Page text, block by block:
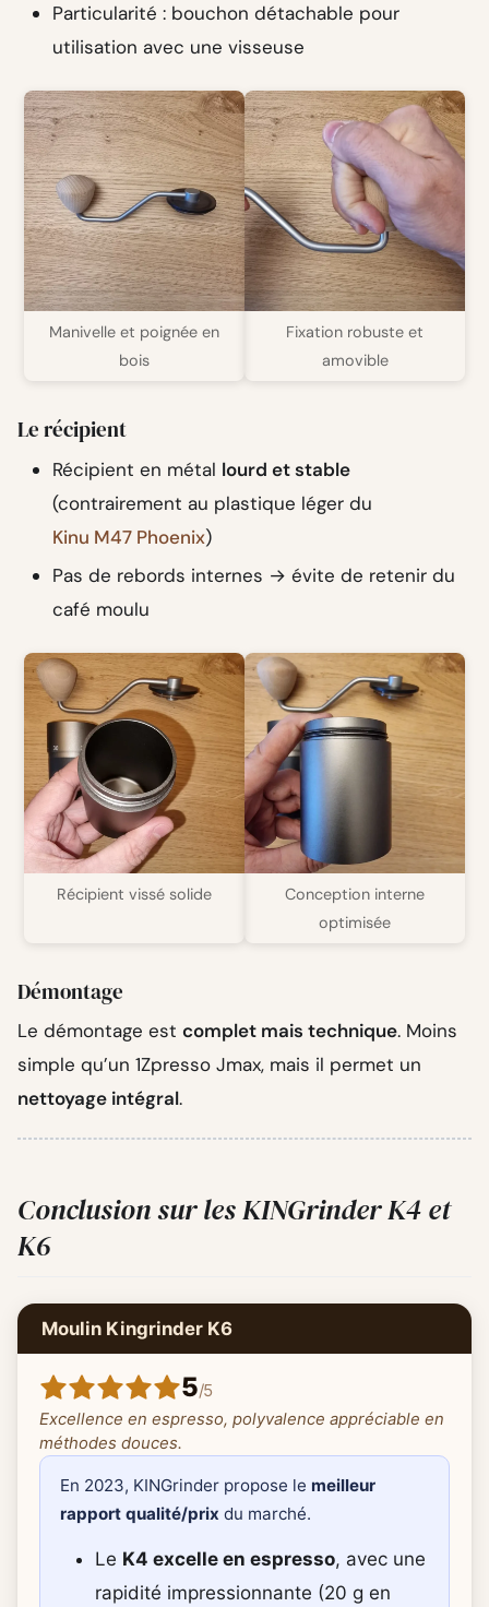
Particularité : bouchon détachable pour
utilisation avec une visseuse
Manivelle et poignée en
bois
Fixation robuste et
amovible
Le récipient
Récipient en métal lourd et stable
(contrairement au plastique léger du
Kinu M47 Phoenix)
Pas de rebords internes → évite de retenir du
café moulu
Récipient vissé solide
Conception interne
optimisée
Démontage
Le démontage est complet mais technique. Moins
simple qu’un 1Zpresso Jmax, mais il permet un
nettoyage intégral.
Conclusion sur les KINGrinder K4 et
K6
Moulin Kingrinder K6
5/5
Excellence en espresso, polyvalence appréciable en
méthodes douces.
En 2023, KINGrinder propose le meilleur
rapport qualité/prix du marché.
Le K4 excelle en espresso, avec une
rapidité impressionnante (20 g en